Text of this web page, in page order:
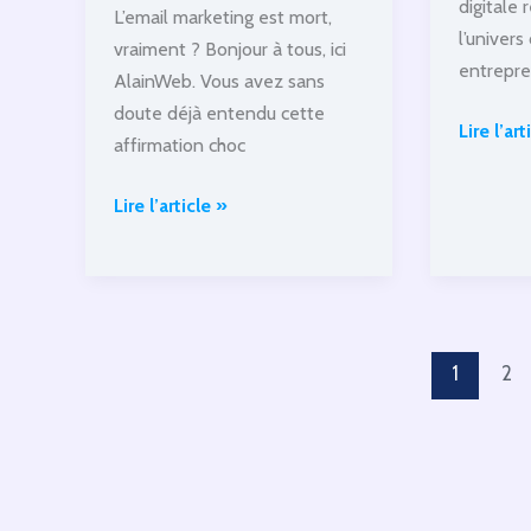
L’email marketing est mort,
vraiment ? Bonjour à tous, ici
AlainWeb. Vous avez sans
doute déjà entendu cette
affirmation choc
L’email
Lire l’article »
digitale
l’univers
l’histoire
Lire
1 2